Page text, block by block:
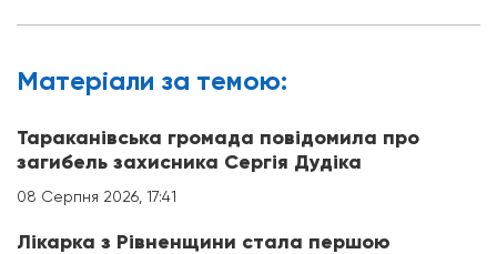
Матерiали за темою:
Тараканівська громада повідомила про
загибель захисника Сергія Дудіка
08 Серпня 2026, 17:41
Лікарка з Рівненщини стала першою